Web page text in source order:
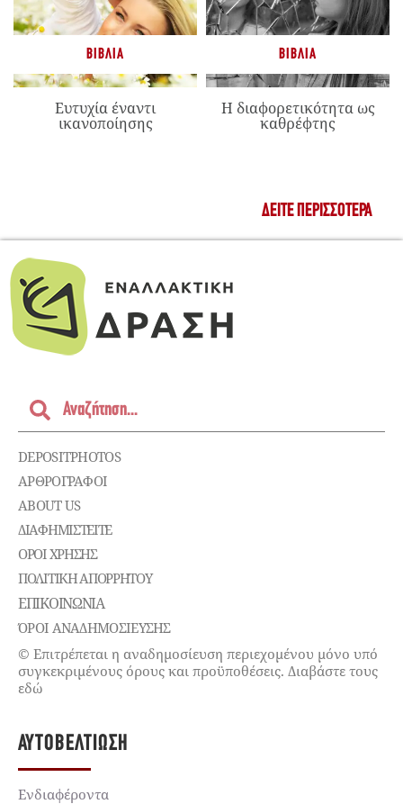
ΒΙΒΛΊΑ
Ευτυχία έναντι
ικανοποίησης
ΒΙΒΛΊΑ
Η διαφορετικότητα ως
καθρέφτης
ΔΕΊΤΕ ΠΕΡΙΣΣΌΤΕΡΑ
DEPOSITPHOTOS
ΑΡΘΡΟΓΡΑΦΟΙ
ABOUT US
ΔΙΑΦΗΜΙΣΤΕΊΤΕ
ΌΡΟΙ ΧΡΉΣΗΣ
ΠΟΛΙΤΙΚΉ ΑΠΟΡΡΉΤΟΥ
ΕΠΙΚΟΙΝΩΝΊΑ
ΌΡΟΙ ΑΝΑΔΗΜΟΣΙΕΥΣΗΣ
© Επιτρέπεται η αναδημοσίευση περιεχομένου μόνο υπό
συγκεκριμένους όρους και προϋποθέσεις. Διαβάστε τους
εδώ
ΑΥΤΟΒΕΛΤΊΩΣΗ
Ενδιαφέροντα